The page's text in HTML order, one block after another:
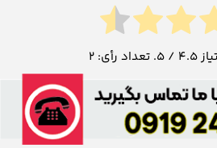
4.5 / 5. تعداد رأی: 2